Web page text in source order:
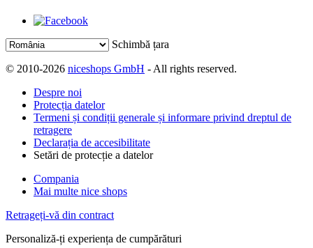
Schimbă țara
© 2010-2026 niceshops GmbH - All rights reserved.
Despre noi
Protecția datelor
Termeni și condiții generale și informare privind dreptul de
retragere
Declarația de accesibilitate
Setări de protecție a datelor
Compania
Mai multe nice shops
Retrageți-vă din contract
Personaliză-ți experiența de cumpărături